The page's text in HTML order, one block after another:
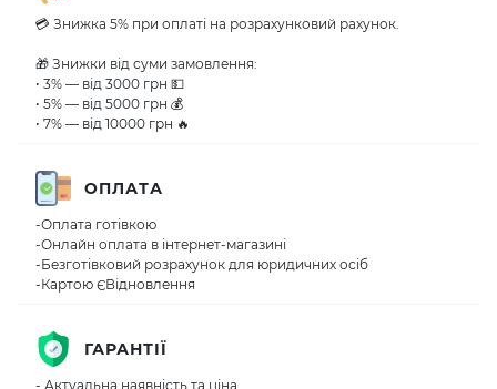
💳 Знижка 5% при оплаті на розрахунковий рахунок.
🎁 Знижки від суми замовлення:
• 3% — від 3000 грн 💵
• 5% — від 5000 грн 💰
• 7% — від 10000 грн 🔥
ОПЛАТА
-Оплата готівкою
-Онлайн оплата в інтернет-магазині
-Безготівковий розрахунок для юридичних осіб
-Картою ЄВідновлення
ГАРАНТІЇ
- Актуальна наявність та ціна